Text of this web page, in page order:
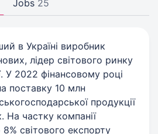
Jobs 25
в Україні виробник
лідер світового ринку
У 2022 фінансовому році
поставку 10 млн
продукції
На частку компанії
світового експорту